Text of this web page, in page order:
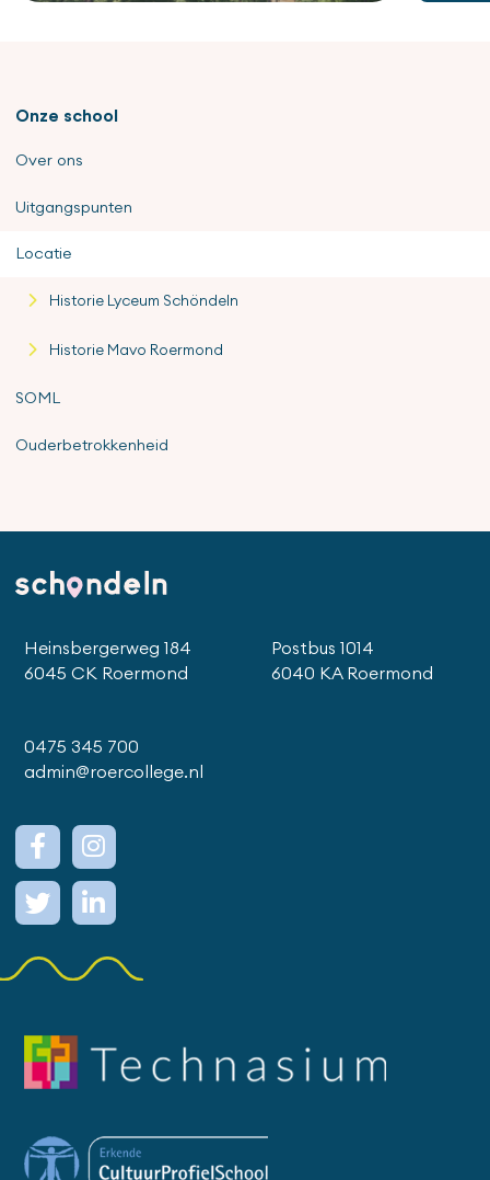
Onze school
Over ons
Uitgangspunten
Locatie
Historie Lyceum Schöndeln
Historie Mavo Roermond
SOML
Ouderbetrokkenheid
Heinsbergerweg 184
6045 CK Roermond
Postbus 1014
6040 KA Roermond
0475 345 700
admin@roercollege.nl